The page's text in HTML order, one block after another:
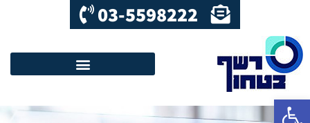
פתח סרגל נגישות
03-5598222